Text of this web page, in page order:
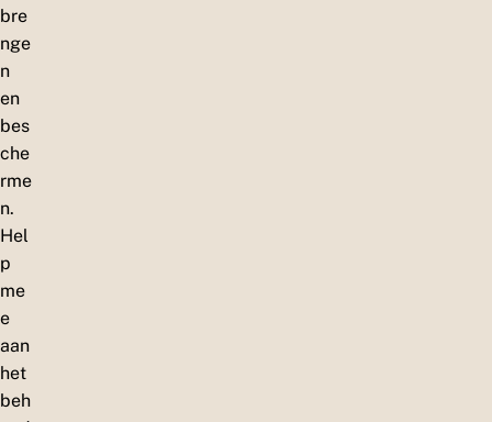
bre
nge
n
en
bes
che
rme
n.
Hel
p
me
e
aan
het
beh